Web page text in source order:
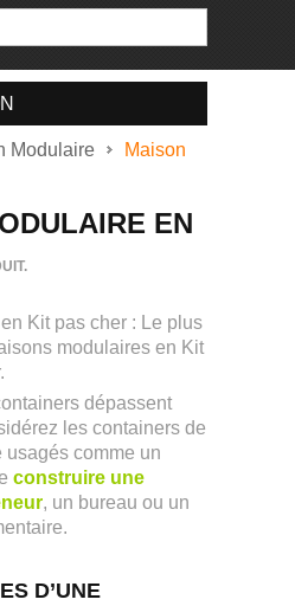
Modulaire
Maison
EN
Kit pas cher : Le plus
modulaires en Kit
dépassent
les containers de
usagés comme un
construire une
, un bureau ou un
D’UNE